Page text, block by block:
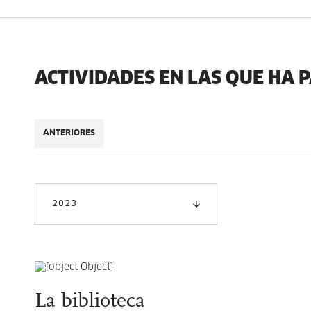
ACTIVIDADES EN LAS QUE HA
ANTERIORES
2023
La biblioteca